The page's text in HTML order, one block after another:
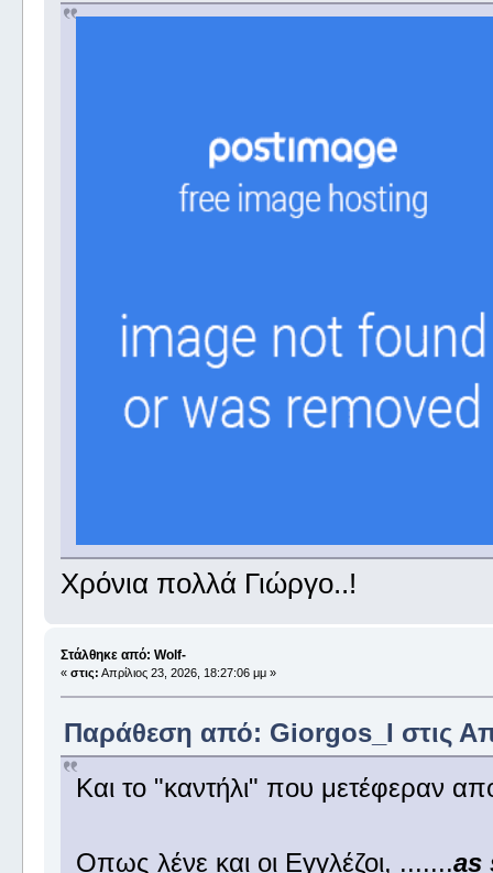
Χρόνια πολλά Γιώργο..!
Στάλθηκε από: Wolf-
« στις: Απρίλιος 23, 2026, 18:27:06 μμ »
Παράθεση από: Giorgos_I στις
Και το "καντήλι" που μετέφεραν
Οπως λένε και οι Εγγλέζοι, .......as